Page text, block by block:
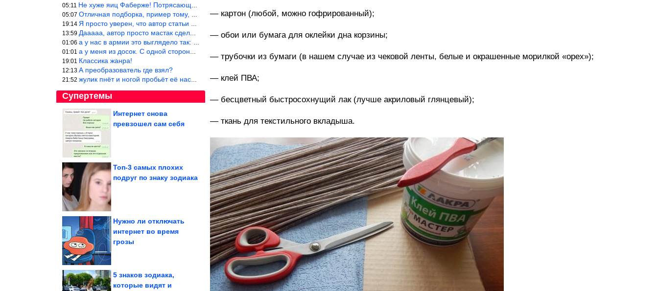
05:11 Не хуже яиц Фаберже! Потрясающе!!! Молодчина....!!!
05:07 Отличная подборка, пример тому, чем можно и сейчас заниматься…
19:14 Я просто уверен, что автор статьи никогда не будет использовать
13:59 Дааааа, автор просто мастак сделать интригу на ровном месте! А н
01:06 а у нас в армии это выглядело так: снизу полозья из сваренные тр
01:01 а у меня из досок. С одной стороны сарай, а другая половина — ду
19:01 Классика жанра!
12:13 А преобразователь где взял?
21:52 жулик пнёт и ногой пробьёт её насквозь. Но даже если и никогда н
Супертемы
Интернет снова
превзошел сам себя
Что накинуть на плечи
Топ-3 самых плохих
подруг по знаку зодиака
Нужно ли отключать
интернет во время
грозы
5 знаков зодиака,
которые видят и
— картон (любой, можно гофрированный);
— обои или бумага для оклейки дна корзины;
— трубочки из бумаги (в нашем случае из чековой ленты, белые и окрашенные морилкой «орех»);
— клей ПВА;
— бесцветный быстросохнущий лак (лучше акриловый глянцевый);
— ткань для текстильного вкладыша.